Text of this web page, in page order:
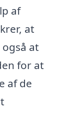
af
at
at
for at
af de